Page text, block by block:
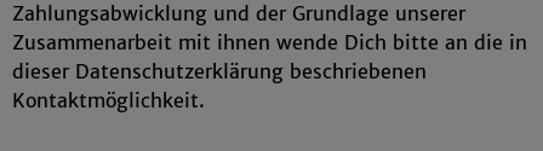
Zahlungsabwicklung und der Grundlage unserer
Zusammenarbeit mit ihnen wende Dich bitte an die in
dieser Datenschutzerklärung beschriebenen
Kontaktmöglichkeit.